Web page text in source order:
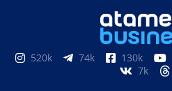
520k 74k 130k
7k